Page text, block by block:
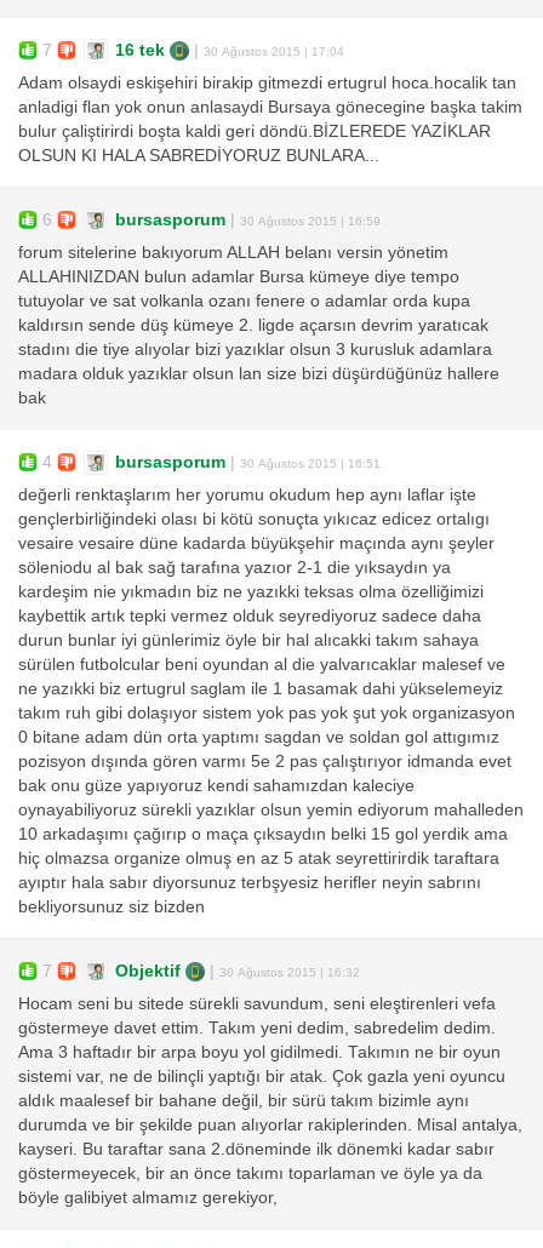
7 16 tek | 30 Ağustos 2015 | 17:04
Adam olsaydi eskişehiri birakip gitmezdi ertugrul hoca.hocalik tan
anladigi flan yok onun anlasaydi Bursaya gönecegine başka takim
bulur çaliştirirdi boşta kaldi geri döndü.BİZLEREDE YAZİKLAR
OLSUN KI HALA SABREDİYORUZ BUNLARA...
6 bursasporum | 30 Ağustos 2015 | 16:59
forum sitelerine bakıyorum ALLAH belanı versin yönetim
ALLAHINIZDAN bulun adamlar Bursa kümeye diye tempo
tutuyolar ve sat volkanla ozanı fenere o adamlar orda kupa
kaldırsın sende düş kümeye 2. ligde açarsın devrim yaratıcak
stadını die tiye alıyolar bizi yazıklar olsun 3 kurusluk adamlara
madara olduk yazıklar olsun lan size bizi düşürdüğünüz hallere
bak
4 bursasporum | 30 Ağustos 2015 | 16:51
değerli renktaşlarım her yorumu okudum hep aynı laflar işte
gençlerbirliğindeki olası bi kötü sonuçta yıkıcaz edicez ortalıgı
vesaire vesaire düne kadarda büyükşehir maçında aynı şeyler
söleniodu al bak sağ tarafına yazıor 2-1 die yıksaydın ya
kardeşim nie yıkmadın biz ne yazıkki teksas olma özelliğimizi
kaybettik artık tepki vermez olduk seyrediyoruz sadece daha
durun bunlar iyi günlerimiz öyle bir hal alıcakki takım sahaya
sürülen futbolcular beni oyundan al die yalvarıcaklar malesef ve
ne yazıkki biz ertugrul saglam ile 1 basamak dahi yükselemeyiz
takım ruh gibi dolaşıyor sistem yok pas yok şut yok organizasyon
0 bitane adam dün orta yaptımı sagdan ve soldan gol attıgımız
pozisyon dışında gören varmı 5e 2 pas çalıştırıyor idmanda evet
bak onu güze yapıyoruz kendi sahamızdan kaleciye
oynayabiliyoruz sürekli yazıklar olsun yemin ediyorum mahalleden
10 arkadaşımı çağırıp o maça çıksaydın belki 15 gol yerdik ama
hiç olmazsa organize olmuş en az 5 atak seyrettirirdik taraftara
ayıptır hala sabır diyorsunuz terbşyesiz herifler neyin sabrını
bekliyorsunuz siz bizden
7 Objektif | 30 Ağustos 2015 | 16:32
Hocam seni bu sitede sürekli savundum, seni eleştirenleri vefa
göstermeye davet ettim. Takım yeni dedim, sabredelim dedim.
Ama 3 haftadır bir arpa boyu yol gidilmedi. Takımın ne bir oyun
sistemi var, ne de bilinçli yaptığı bir atak. Çok gazla yeni oyuncu
aldık maalesef bir bahane değil, bir sürü takım bizimle aynı
durumda ve bir şekilde puan alıyorlar rakiplerinden. Misal antalya,
kayseri. Bu taraftar sana 2.döneminde ilk dönemki kadar sabır
göstermeyecek, bir an önce takımı toparlaman ve öyle ya da
böyle galibiyet almamız gerekiyor,